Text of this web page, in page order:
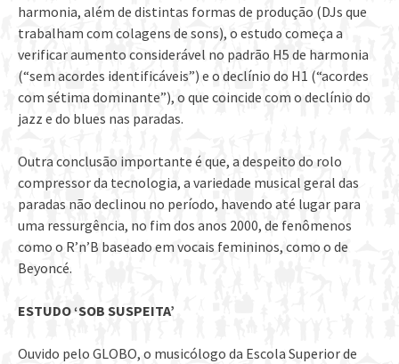
harmonia, além de distintas formas de produção (DJs que
trabalham com colagens de sons), o estudo começa a
verificar aumento considerável no padrão H5 de harmonia
(“sem acordes identificáveis”) e o declínio do H1 (“acordes
com sétima dominante”), o que coincide com o declínio do
jazz e do blues nas paradas.
Outra conclusão importante é que, a despeito do rolo
compressor da tecnologia, a variedade musical geral das
paradas não declinou no período, havendo até lugar para
uma ressurgência, no fim dos anos 2000, de fenômenos
como o R’n’B baseado em vocais femininos, como o de
Beyoncé.
ESTUDO ‘SOB SUSPEITA’
Ouvido pelo GLOBO, o musicólogo da Escola Superior de